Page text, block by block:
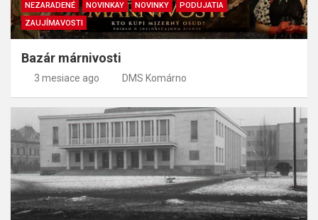
NEZARADENÉ
NOVINKAY NOVINKY
PODUJATIA
ZAUJÍMAVOSTI
Bazár márnivosti
3 mesiace ago DMS Komárno